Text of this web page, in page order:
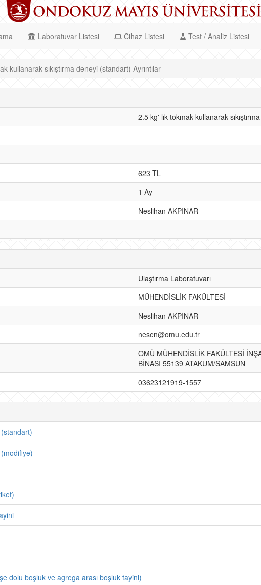
Laboratuvar Listesi Cihaz Listesi Test / Analiz Listesi
kullanarak sıkıştırma deneyi (standart) Ayrıntılar
2.5 kg' lık tokmak kullanarak
623 TL
1 Ay
Neslihan AKPINAR
Ulaştırma Laboratuvarı
MÜHENDİSLİK FAKÜLTESİ
Neslihan AKPINAR
nesen@omu.edu.tr
OMÜ MÜHENDİSLİK FAKÜLTESİ
BİNASI 55139 ATAKUM/SAMSUN
03623121919-1557
(standart)
(modifiye)
dolu boşluk ve agrega arası boşluk tayini)